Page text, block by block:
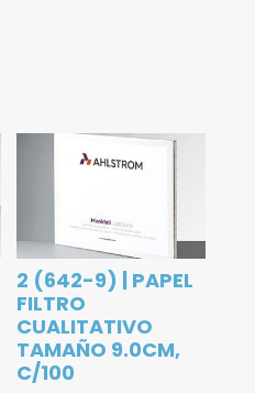
2 (642-9) | PAPEL
FILTRO
CUALITATIVO
TAMAÑO 9.0CM,
C/100